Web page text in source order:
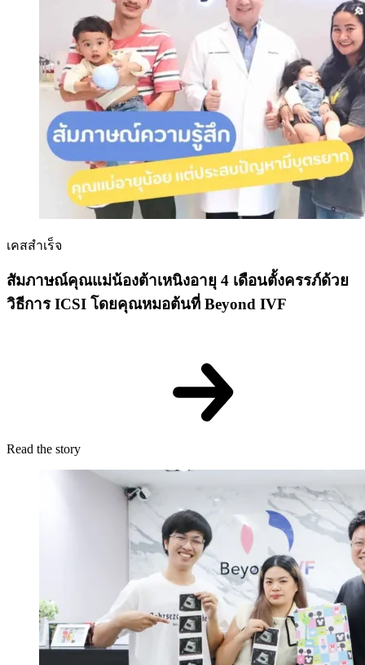
เคสสำเร็จ
สัมภาษณ์คุณแม่น้องต้าเหนิงอายุ 4 เดือนตั้งครรภ์ด้วย
วิธีการ ICSI โดยคุณหมอต้นที่ Beyond IVF
Read the story